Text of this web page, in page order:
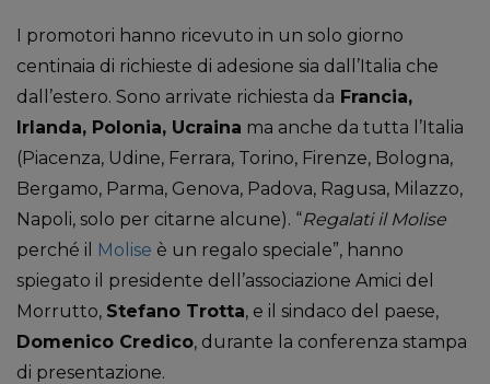
I promotori hanno ricevuto in un solo giorno
centinaia di richieste di adesione sia dall’Italia che
dall’estero. Sono arrivate richiesta da Francia,
Irlanda, Polonia, Ucraina ma anche da tutta l’Italia
(Piacenza, Udine, Ferrara, Torino, Firenze, Bologna,
Bergamo, Parma, Genova, Padova, Ragusa, Milazzo,
Napoli, solo per citarne alcune). “Regalati il Molise
perché il
Molise è un regalo speciale”, hanno
spiegato il presidente dell’associazione Amici del
Morrutto, Stefano Trotta, e il sindaco del paese,
Domenico Credico, durante la conferenza stampa
di presentazione.